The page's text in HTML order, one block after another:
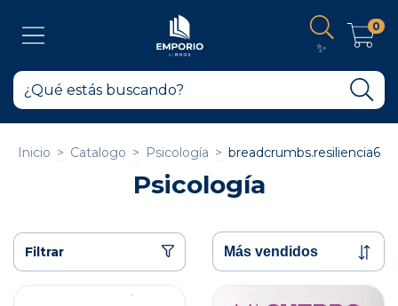
✨
0
Inicio > Catalogo > Psicología > breadcrumbs.resiliencia6
Psicología
Filtrar